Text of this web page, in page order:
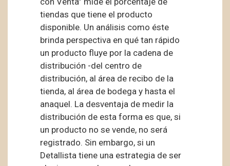
tiendas que tiene el producto
disponible. Un análisis como éste
brinda perspectiva en qué tan rápido
un producto fluye por la cadena de
distribución -del centro de
distribución, al área de recibo de la
tienda, al área de bodega y hasta el
anaquel. La desventaja de medir la
distribución de esta forma es que, si
un producto no se vende, no será
registrado. Sin embargo, si un
Detallista tiene una estrategia de ser